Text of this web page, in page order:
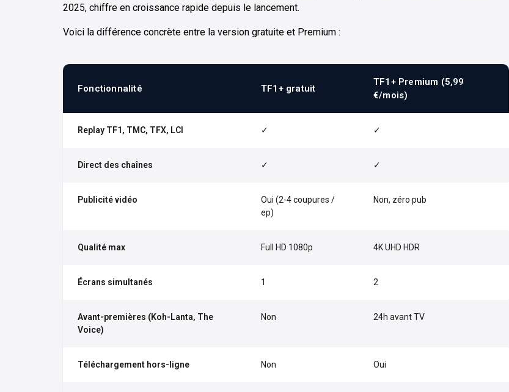
2025, chiffre en croissance rapide depuis le lancement.
Voici la différence concrète entre la version gratuite et Premium :
Fonctionnalité TF1+ gratuit
TF1+ Premium (5,99
€/mois)
Replay TF1, TMC, TFX, LCI ✓ ✓
Direct des chaînes ✓ ✓
Publicité vidéo
Oui (2-4 coupures /
ep)
Non, zéro pub
Qualité max Full HD 1080p 4K UHD HDR
Écrans simultanés 1 2
Avant-premières (Koh-Lanta, The
Voice)
Non 24h avant TV
Téléchargement hors-ligne Non Oui